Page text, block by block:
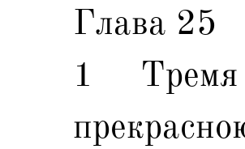
Глава 25
1